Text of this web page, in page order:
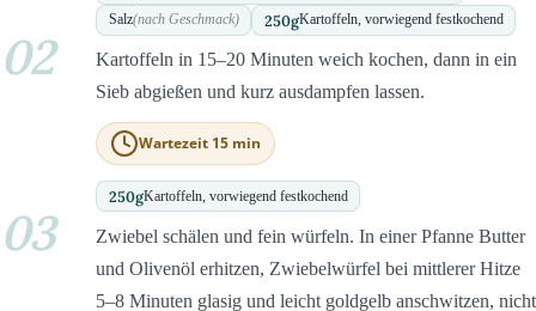
Salz(nach Geschmack) 250gKartoffeln, vorwiegend festkochend
02
Kartoffeln in 15–20 Minuten weich kochen, dann in ein
Sieb abgießen und kurz ausdampfen lassen.
Wartezeit 15 min
250gKartoffeln, vorwiegend festkochend
03
Zwiebel schälen und fein würfeln. In einer Pfanne Butter
und Olivenöl erhitzen, Zwiebelwürfel bei mittlerer Hitze
5–8 Minuten glasig und leicht goldgelb anschwitzen, nicht